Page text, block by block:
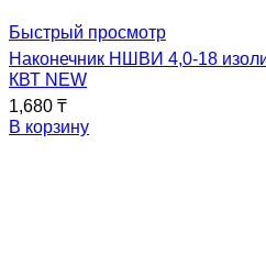
Быстрый просмотр
Наконечник НШВИ 4,0-18
КВТ NEW
1,680 ₸
В корзину